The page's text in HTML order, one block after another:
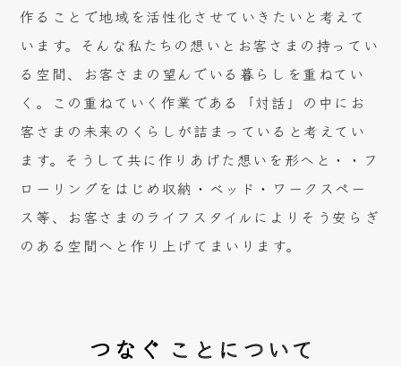
作ることで地域を活性化させていきたいと考えて
います。そんな私たちの想いとお客さまの持ってい
る空間、お客さまの望んでいる暮らしを重ねてい
く。この重ねていく作業である「対話」の中にお
客さまの未来のくらしが詰まっていると考えてい
ます。そうして共に作りあげた想いを形へと・・フ
ローリングをはじめ収納・ベッド・ワークスペー
ス等、お客さまのライフスタイルによりそう安らぎ
のある空間へと作り上げてまいります。
つなぐ ことについて